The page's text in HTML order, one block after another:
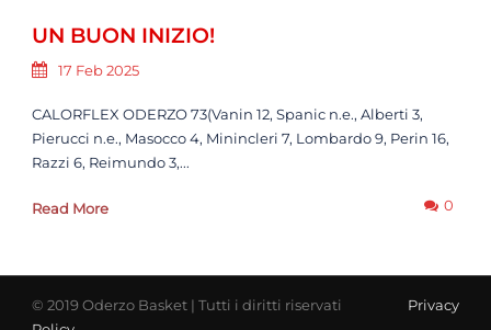
UN BUON INIZIO!
17 Feb 2025
CALORFLEX ODERZO 73(Vanin 12, Spanic n.e., Alberti 3,
Pierucci n.e., Masocco 4, Minincleri 7, Lombardo 9, Perin 16,
Razzi 6, Reimundo 3,...
Read More 0
© 2019 Oderzo Basket | Tutti i diritti riservati
Privacy